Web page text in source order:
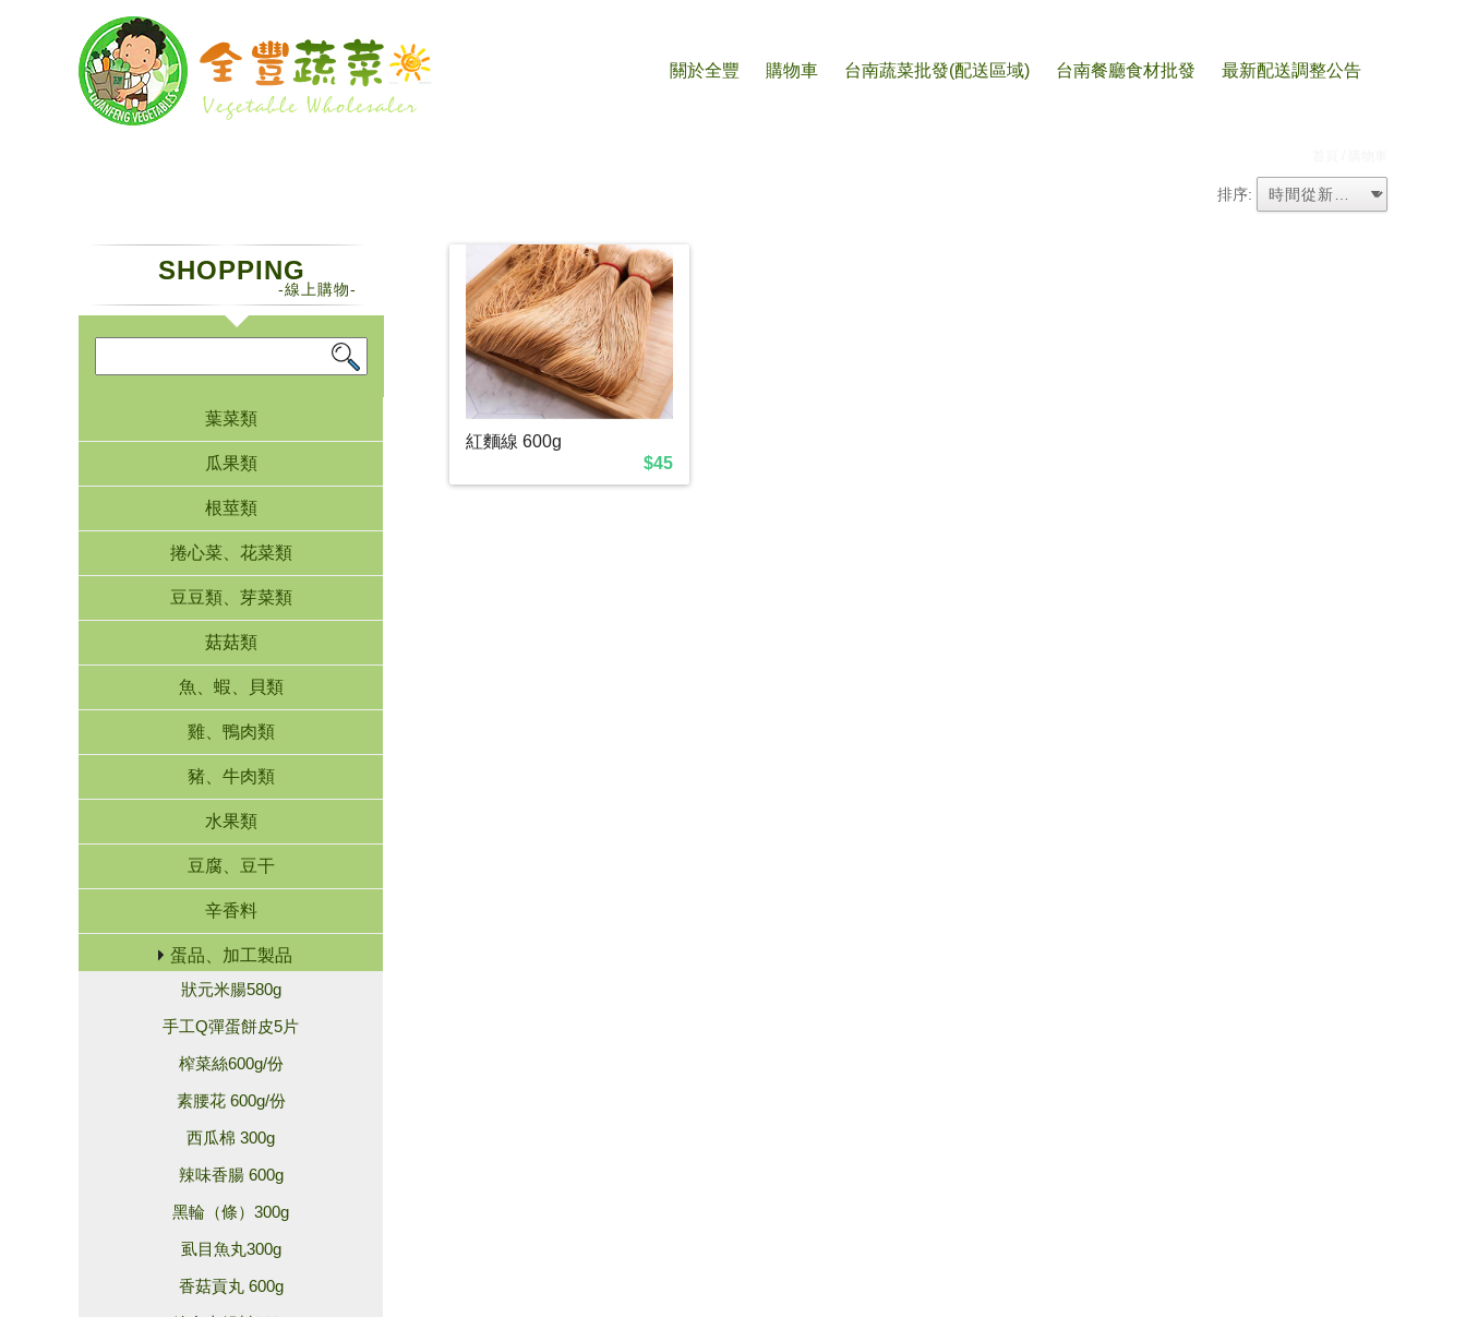
關於全豐 購物車 台南蔬菜批發(配送區域) 台南餐廳食材批發 最新配送調整公告
購物車
排序:
SHOPPING
-線上購物-
葉菜類
瓜果類
根莖類
捲心菜、花菜類
豆豆類、芽菜類
菇菇類
魚、蝦、貝類
雞、鴨肉類
豬、牛肉類
水果類
豆腐、豆干
辛香料
蛋品、加工製品
狀元米腸580g
手工Q彈蛋餅皮5片
榨菜絲600g/份
素腰花 600g/份
西瓜棉 300g
辣味香腸 600g
黑輪（條）300g
虱目魚丸300g
香菇貢丸 600g
紅麵線 600g
$45